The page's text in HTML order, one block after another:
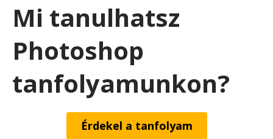
Mi tanulhatsz
Photoshop
tanfolyamunkon?
Érdekel a tanfolyam